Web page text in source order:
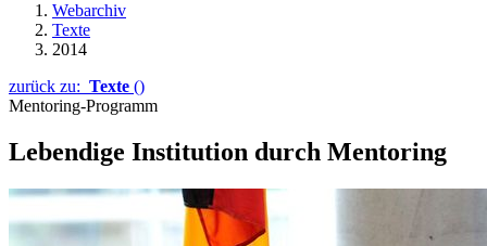
Webarchiv
Texte
2014
zurück zu: Texte ()
Mentoring-Programm
Lebendige Institution durch Mentoring